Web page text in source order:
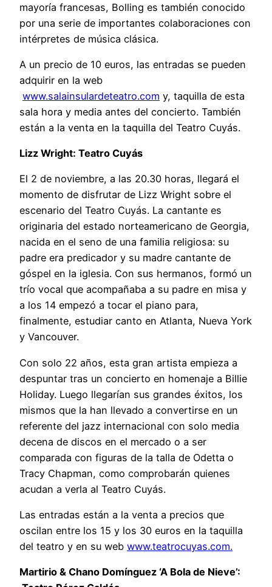
mayoría francesas, Bolling es también conocido
por una serie de importantes colaboraciones con
intérpretes de música clásica.
A un precio de 10 euros, las entradas se pueden
adquirir en la web
www.salainsulardeteatro.com y, taquilla de esta
sala hora y media antes del concierto. También
están a la venta en la taquilla del Teatro Cuyás.
Lizz Wright: Teatro Cuyás
El 2 de noviembre, a las 20.30 horas, llegará el
momento de disfrutar de Lizz Wright sobre el
escenario del Teatro Cuyás. La cantante es
originaria del estado norteamericano de Georgia,
nacida en el seno de una familia religiosa: su
padre era predicador y su madre cantante de
góspel en la iglesia. Con sus hermanos, formó un
trío vocal que acompañaba a su padre en misa y
a los 14 empezó a tocar el piano para,
finalmente, estudiar canto en Atlanta, Nueva York
y Vancouver.
Con solo 22 años, esta gran artista empieza a
despuntar tras un concierto en homenaje a Billie
Holiday. Luego llegarían sus grandes éxitos, los
mismos que la han llevado a convertirse en un
referente del jazz internacional con solo media
decena de discos en el mercado o a ser
comparada con figuras de la talla de Odetta o
Tracy Chapman, como comprobarán quienes
acudan a verla al Teatro Cuyás.
Las entradas están a la venta a precios que
oscilan entre los 15 y los 30 euros en la taquilla
del teatro y en su web www.teatrocuyas.com.
Martirio & Chano Domínguez ‘A Bola de Nieve’: